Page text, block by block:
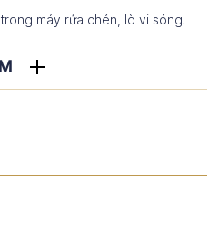
máy rửa chén, lò vi sóng.